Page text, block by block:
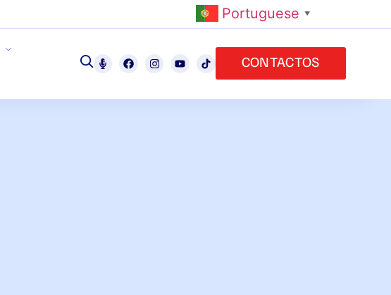
Portuguese ▼
CONTACTOS